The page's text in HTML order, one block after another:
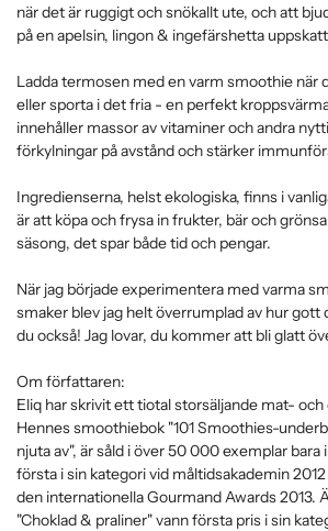
när det är ruggigt och snökallt ute, och att
på en apelsin, lingon & ingefärshetta
Ladda termosen med en varm smoothie när
eller sporta i det fria - en perfekt
innehåller massor av vitaminer och andra
förkylningar på avstånd och stärker
Ingredienserna, helst ekologiska, finns i
är att köpa och frysa in frukter, bär och
säsong, det spar både tid och pengar.
När jag började experimentera med varma
smaker blev jag helt överrumplad av hur gott
du också! Jag lovar, du kommer att bli glatt
Om författaren:
Eliq har skrivit ett tiotal storsäljande mat- och
Hennes smoothiebok "101 Smoothies-
njuta av", är såld i över 50 000 exemplar bara
första i sin kategori vid måltidsakademin
den internationella Gourmand Awards 2013.
"Choklad & praliner" vann första pris i sin